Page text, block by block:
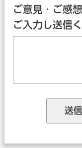
ご意見・ご感
ご入力し送信